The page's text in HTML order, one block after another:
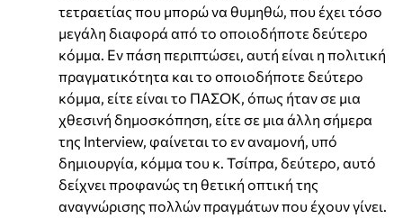
τετραετίας που μπορώ να θυμηθώ, που έχει τόσο
μεγάλη διαφορά από το οποιοδήποτε δεύτερο
κόμμα. Εν πάση περιπτώσει, αυτή είναι η πολιτική
πραγματικότητα και το οποιοδήποτε δεύτερο
κόμμα, είτε είναι το ΠΑΣΟΚ, όπως ήταν σε μια
χθεσινή δημοσκόπηση, είτε σε μια άλλη σήμερα
της Interview, φαίνεται το εν αναμονή, υπό
δημιουργία, κόμμα του κ. Τσίπρα, δεύτερο, αυτό
δείχνει προφανώς τη θετική οπτική της
αναγνώρισης πολλών πραγμάτων που έχουν γίνει.